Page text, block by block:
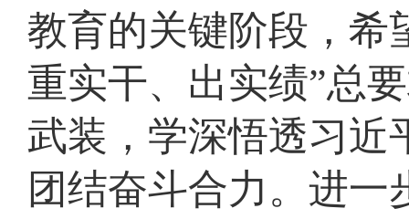
教育的关键阶段，希
重实干、出实绩”总
武装，学深悟透习近
团结奋斗合力。进一